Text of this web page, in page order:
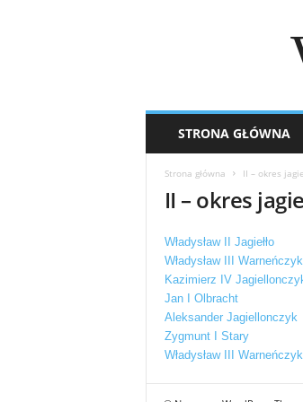
STRONA GŁÓWNA
Strona główna II – okres
II – okres
Władysław II Jagiełło
Władysław III Warneńczyk
Kazimierz IV
Jan I Olbracht
Aleksander Jagiellonczyk
Zygmunt I Stary
Władysław III Warneńczyk